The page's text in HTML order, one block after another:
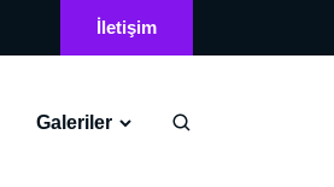
İletişim
Galeriler